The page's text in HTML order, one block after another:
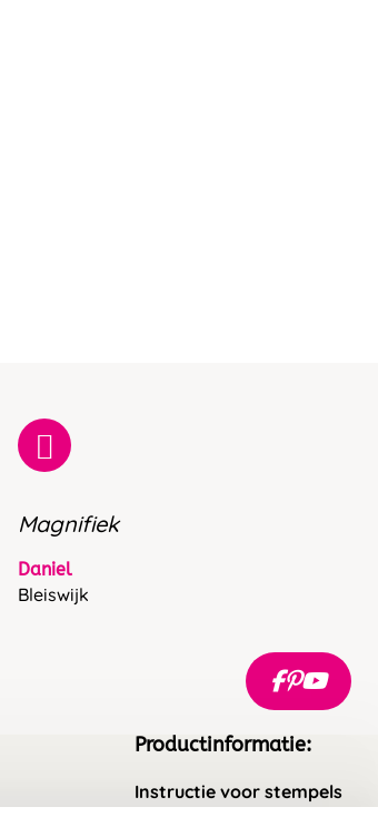
Magnifiek
Daniel
Bleiswijk
Productinformatie:
Instructie voor stempels